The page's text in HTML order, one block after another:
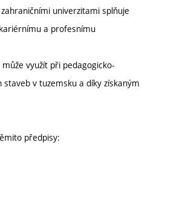
univerzitami splňuje
a profesnímu
využít při pedagogicko-
v tuzemsku a díky získaným
předpisy: